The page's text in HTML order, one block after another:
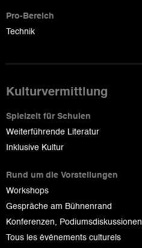
Pro-Bereich
Technik
Kulturvermittlung
Spielzeit für Schulen
Weiterführende Literatur
Inklusive Kultur
Rund um die Vorstellungen
Workshops
Gespräche am Bühnenrand
Konferenzen, Podiumsdiskussionen
Tous les événements culturels